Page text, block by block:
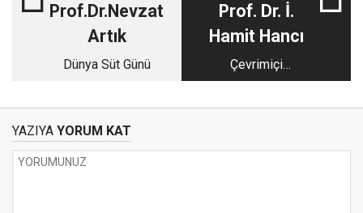
Prof.Dr.Nevzat
Artık
Dünya Süt Günü
Prof. Dr. İ.
Hamit Hancı
Çevrimiçi
Dolandırıcılık Salgını
YAZIYA YORUM KAT